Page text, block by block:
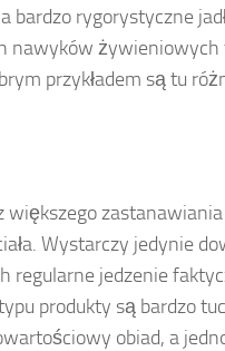
bardzo rygorystyczne
nawyków żywieniowych
przykładem są tu
większego
Wystarczy jedynie
regularne jedzenie
produkty są bardzo
obiad, a